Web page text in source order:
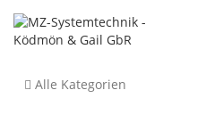
Alle Kategorien